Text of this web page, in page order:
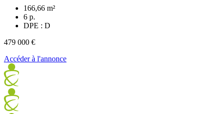
166,66 m²
6 p.
DPE : D
479 000 €
Accéder à l'annonce